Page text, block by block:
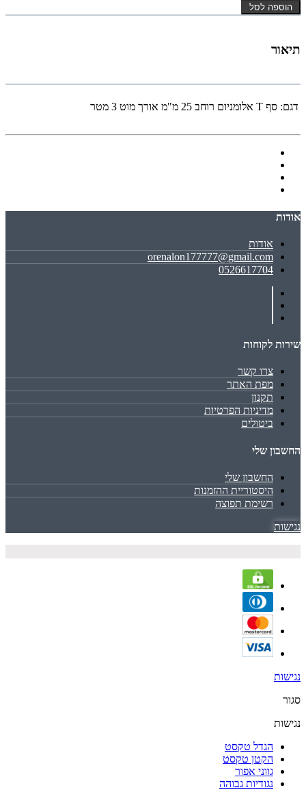
הוספה לסל
תיאור
דגם: סף T אלומניום רוחב 25 מ"מ אורך מוט 3 מטר
אודות
אודות
orenalon177777@gmail.com
0526617704
שירות לקוחות
צרו קשר
מפת האתר
תקנון
מדיניות הפרטיות
ביטולים
החשבון שלי
החשבון שלי
היסטוריית ההזמנות
רשימת תפוצה
נגישות
נגישות
סגור
נגישות
הגדל טקסט
הקטן טקסט
גווני אפור
נגודיות גבוהה